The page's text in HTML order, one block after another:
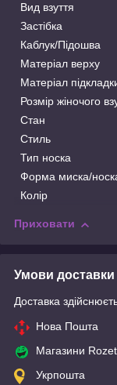
Вид взуття
Застібка
Каблук/Підошва
Матеріал верху
Матеріал
Розмір жіночого
Стан
Стиль
Тип носка
Форма миска/
Колір
Приховати
Умови доставки
Доставка
Нова Пошта
Магазини
Укрпошта